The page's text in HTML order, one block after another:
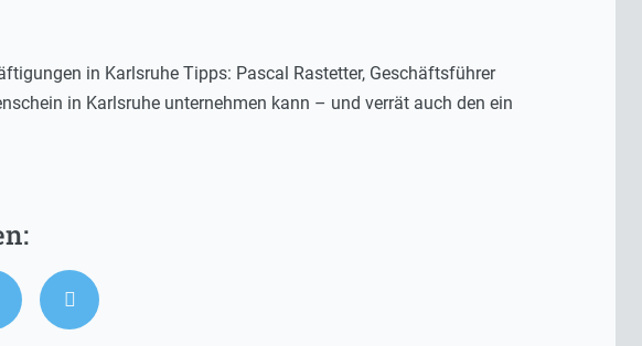
in Karlsruhe Tipps: Pascal Rastetter, Geschäftsführer
in Karlsruhe unternehmen kann – und verrät auch den ein